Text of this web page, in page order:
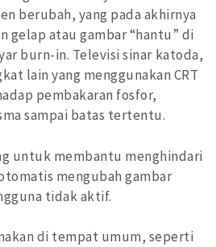
berubah, yang pada akhirnya
gelap atau gambar “hantu” di
burn-in. Televisi sinar katoda,
lain yang menggunakan CRT
pembakaran fosfor,
sampai batas tertentu.
untuk membantu menghindari
mengubah gambar
tidak aktif.
di tempat umum, seperti